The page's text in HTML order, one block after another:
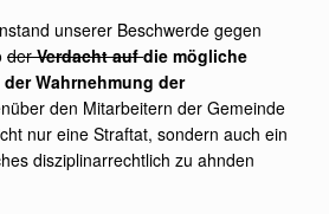
unserer Beschwerde gegen
derVerdacht aufdie mögliche
Wahrnehmung der
den Mitarbeitern der Gemeinde
nur eine Straftat, sondern auch ein
disziplinarrechtlich zu ahnden